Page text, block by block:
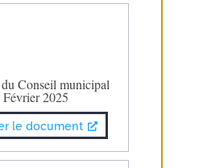
Conseil municipal
2025
le document